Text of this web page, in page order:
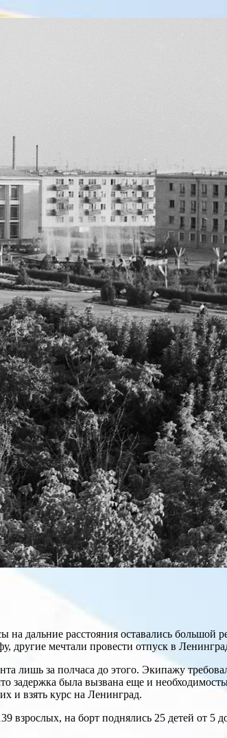
дальние расстояния оставались большой
другие мечтали провести отпуск в
лишь за полчаса до этого. Экипажу
задержка была вызвана еще и
и взять курс на Ленинград.
взрослых, на борт поднялись 25 детей от